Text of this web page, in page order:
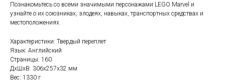
Познакомьтесь со всеми значимыми персонажами LEGO Marvel и
узнайте о их союзниках, злодеях, навыках, транспортных средствах и
местоположениях.
Характеристики: Твердый переплет
Язык: Английский
Страницы: 160
ДxШxВ: 306x257x32 мм
Вес: 1330 г